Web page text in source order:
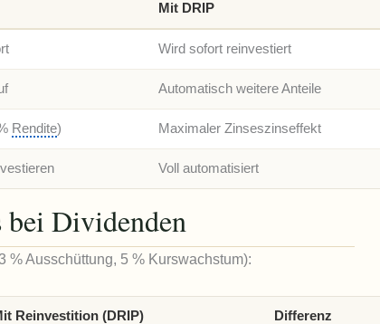
Mit DRIP
Wird sofort reinvestiert
Automatisch weitere Anteile
Rendite) Maximaler Zinseszinseffekt
Voll automatisiert
bei Dividenden
% Ausschüttung, 5 % Kurswachstum):
Reinvestition (DRIP) Differenz